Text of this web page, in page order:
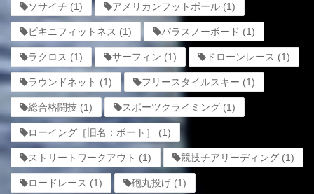
ソサイチ (1) アメリカンフットボール (1)
ビキニフィットネス (1) パラスノーボード (1)
ラクロス (1) サーフィン (1) ドローンレース (1)
ラウンドネット (1) フリースタイルスキー (1)
総合格闘技 (1) スポーツクライミング (1)
ローイング［旧名：ボート］ (1)
ストリートワークアウト (1) 競技チアリーディング (1)
ロードレース (1) 砲丸投げ (1)